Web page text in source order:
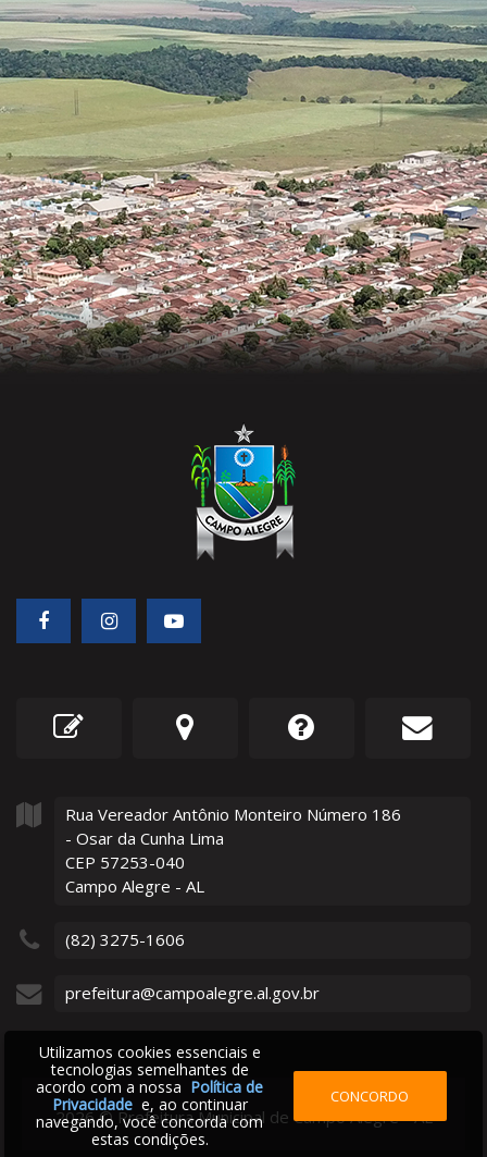
Rua Vereador Antônio Monteiro Número 186
- Osar da Cunha Lima
CEP 57253-040
Campo Alegre - AL
(82) 3275-1606
prefeitura@campoalegre.al.gov.br
2026 ©Prefeitura Municipal de Campo Alegre - AL
Utilizamos cookies essenciais e
tecnologias semelhantes de
acordo com a nossa Política de
Privacidadee, ao continuar
navegando, você concorda com
estas condições.
CONCORDO